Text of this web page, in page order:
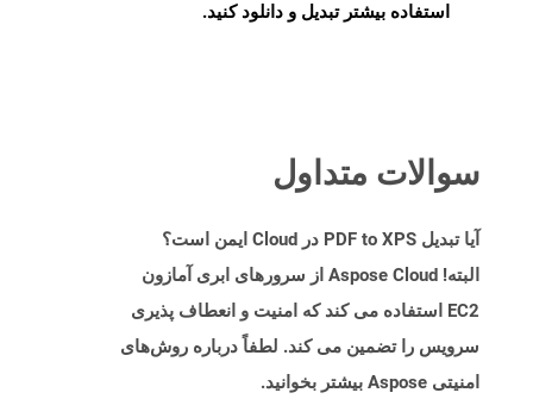
استفاده بیشتر تبدیل و دانلود کنید.
سوالات متداول
آیا تبدیل PDF to XPS در Cloud ایمن است؟
البته! Aspose Cloud از سرورهای ابری آمازون
EC2 استفاده می کند که امنیت و انعطاف پذیری
سرویس را تضمین می کند. لطفاً درباره روش‌های
امنیتی Aspose بیشتر بخوانید.